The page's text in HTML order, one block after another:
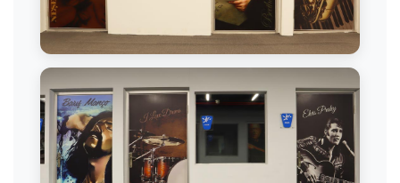
Multi Müzik Atölyesi